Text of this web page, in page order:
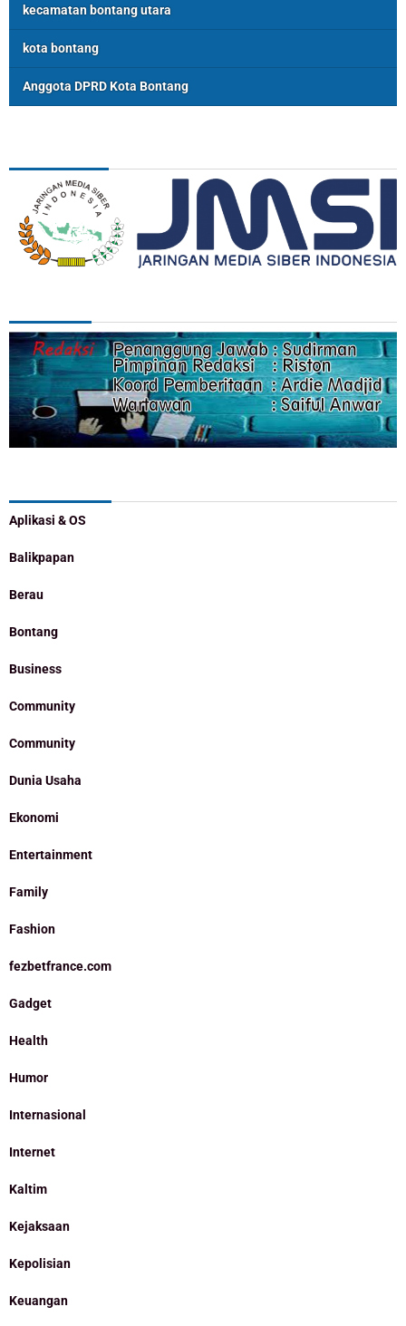
kecamatan bontang utara
kota bontang
Anggota DPRD Kota Bontang
Aplikasi & OS
Balikpapan
Berau
Bontang
Business
Community
Community
Dunia Usaha
Ekonomi
Entertainment
Family
Fashion
fezbetfrance.com
Gadget
Health
Humor
Internasional
Internet
Kaltim
Kejaksaan
Kepolisian
Keuangan